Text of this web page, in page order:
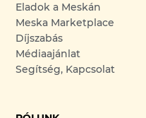
Eladok a Meskán
Meska Marketplace
Díjszabás
Médiaajánlat
Segítség, Kapcsolat